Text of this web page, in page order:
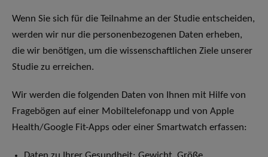
Wenn Sie sich für die Teilnahme an der Studie entscheiden,
werden wir nur die personenbezogenen Daten erheben,
die wir benötigen, um die wissenschaftlichen Ziele unserer
Studie zu erreichen.
Wir werden die folgenden Daten von Ihnen mit Hilfe von
Fragebögen auf einer Mobiltelefonapp und von Apple
Health/Google Fit-Apps oder einer Smartwatch erfassen: